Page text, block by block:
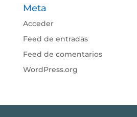
Meta
Acceder
Feed de entradas
Feed de comentarios
WordPress.org